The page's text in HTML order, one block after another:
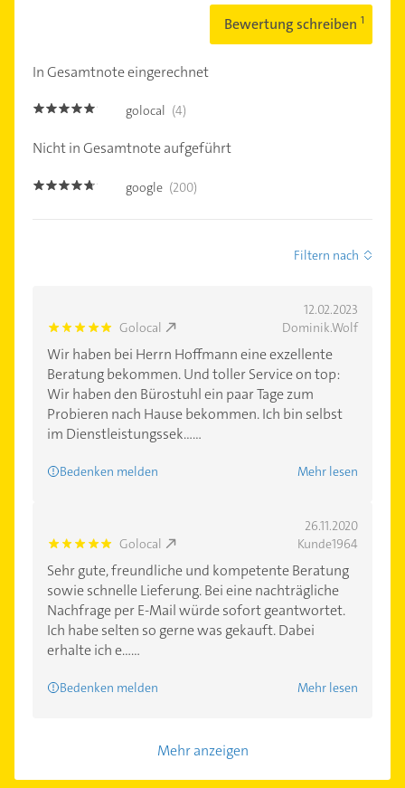
Bewertung schreiben
In Gesamtnote eingerechnet
4.8 golocal (4)
Nicht in Gesamtnote aufgeführt
4.6 google (200)
Filtern nach
12.02.2023
5.0 Golocal Dominik.Wolf
Wir haben bei Herrn Hoffmann eine exzellente
Beratung bekommen. Und toller Service on top:
Wir haben den Bürostuhl ein paar Tage zum
Probieren nach Hause bekommen. Ich bin selbst
im Dienstleistungssek......
Bedenken melden Mehr lesen
26.11.2020
5.0 Golocal Kunde1964
Sehr gute, freundliche und kompetente Beratung
sowie schnelle Lieferung. Bei eine nachträgliche
Nachfrage per E-Mail würde sofort geantwortet.
Ich habe selten so gerne was gekauft. Dabei
erhalte ich e......
Bedenken melden Mehr lesen
Mehr anzeigen